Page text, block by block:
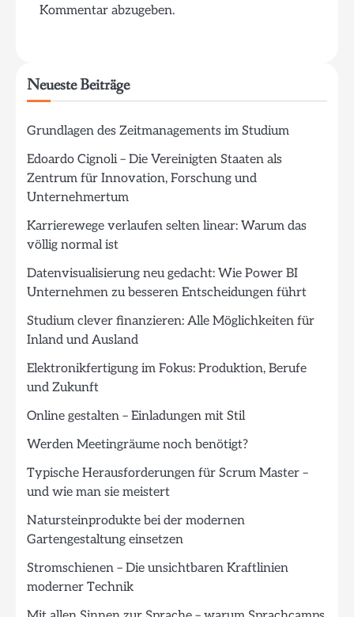
Kommentar abzugeben.
Neueste Beiträge
Grundlagen des Zeitmanagements im Studium
Edoardo Cignoli – Die Vereinigten Staaten als
Zentrum für Innovation, Forschung und
Unternehmertum
Karrierewege verlaufen selten linear: Warum das
völlig normal ist
Datenvisualisierung neu gedacht: Wie Power BI
Unternehmen zu besseren Entscheidungen führt
Studium clever finanzieren: Alle Möglichkeiten für
Inland und Ausland
Elektronikfertigung im Fokus: Produktion, Berufe
und Zukunft
Online gestalten – Einladungen mit Stil
Werden Meetingräume noch benötigt?
Typische Herausforderungen für Scrum Master –
und wie man sie meistert
Natursteinprodukte bei der modernen
Gartengestaltung einsetzen
Stromschienen – Die unsichtbaren Kraftlinien
moderner Technik